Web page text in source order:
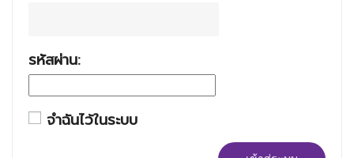
รหัสผ่าน:
จำฉันไว้ในระบบ